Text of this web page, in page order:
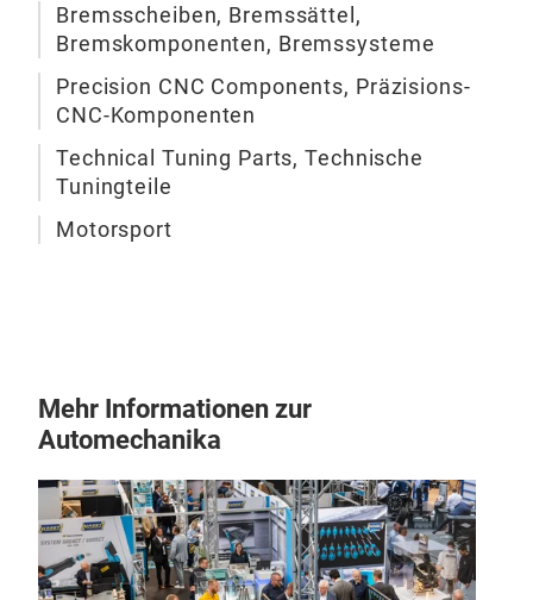
Bremsscheiben, Bremssättel,
Bremskomponenten, Bremssysteme
Precision CNC Components, Präzisions-
CNC-Komponenten
Technical Tuning Parts, Technische
Tuningteile
Motorsport
Mehr Informationen zur
Automechanika